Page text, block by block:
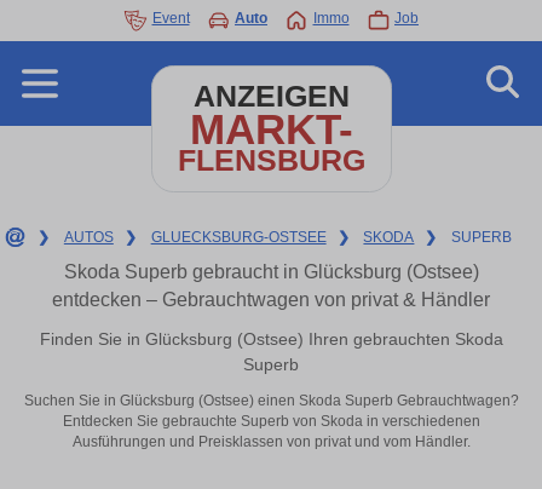
Event Auto Immo Job
ANZEIGEN
MARKT-
FLENSBURG
❯ AUTOS ❯ GLUECKSBURG-OSTSEE ❯ SKODA ❯ SUPERB
Skoda Superb gebraucht in Glücksburg (Ostsee)
entdecken – Gebrauchtwagen von privat & Händler
Finden Sie in Glücksburg (Ostsee) Ihren gebrauchten Skoda
Superb
Suchen Sie in Glücksburg (Ostsee) einen Skoda Superb Gebrauchtwagen?
Entdecken Sie gebrauchte Superb von Skoda in verschiedenen
Ausführungen und Preisklassen von privat und vom Händler.